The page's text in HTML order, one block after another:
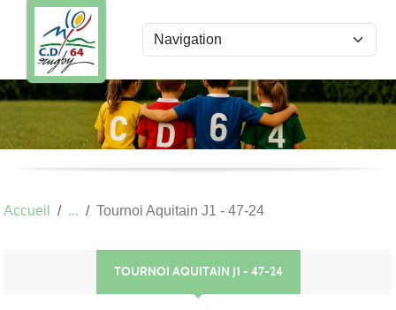
Accueil Tournoi Aquitain J1 - 47-24
TOURNOI AQUITAIN J1 - 47-24
Panneau de gestion des cookies